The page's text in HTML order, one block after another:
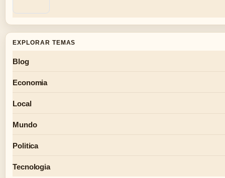
EXPLORAR TEMAS
Blog
Economia
Local
Mundo
Politica
Tecnologia